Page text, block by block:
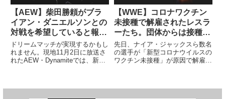
【AEW】柴田勝頼がブラ
イアン・ダニエルソンとの
対戦を希望していると報じ
られる
ドリームマッチが実現するかもし
れません。現地11月2日に放送さ
れたAEW・Dynamiteでは、新日
【WWE】コロナワクチン
未接種で解雇されたレスラ
ーたち。団体からは接種を
強制されていなかったと報
じられる
先日、ナイア・ジャックスら数名
の選手が「新型コロナウイルスの
ワクチン未接種」が原因で解雇さ